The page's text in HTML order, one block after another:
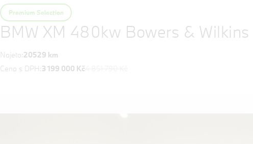
BMW XM 480kw Bowers & Wilkins
Premium Selection
Najeto:20529 km
Cena s DPH:3 199 000 Kč